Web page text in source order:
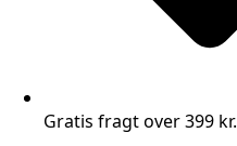
Gratis fragt over 399 kr.